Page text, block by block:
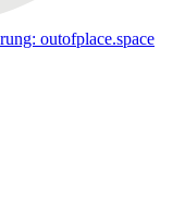
outofplace.space